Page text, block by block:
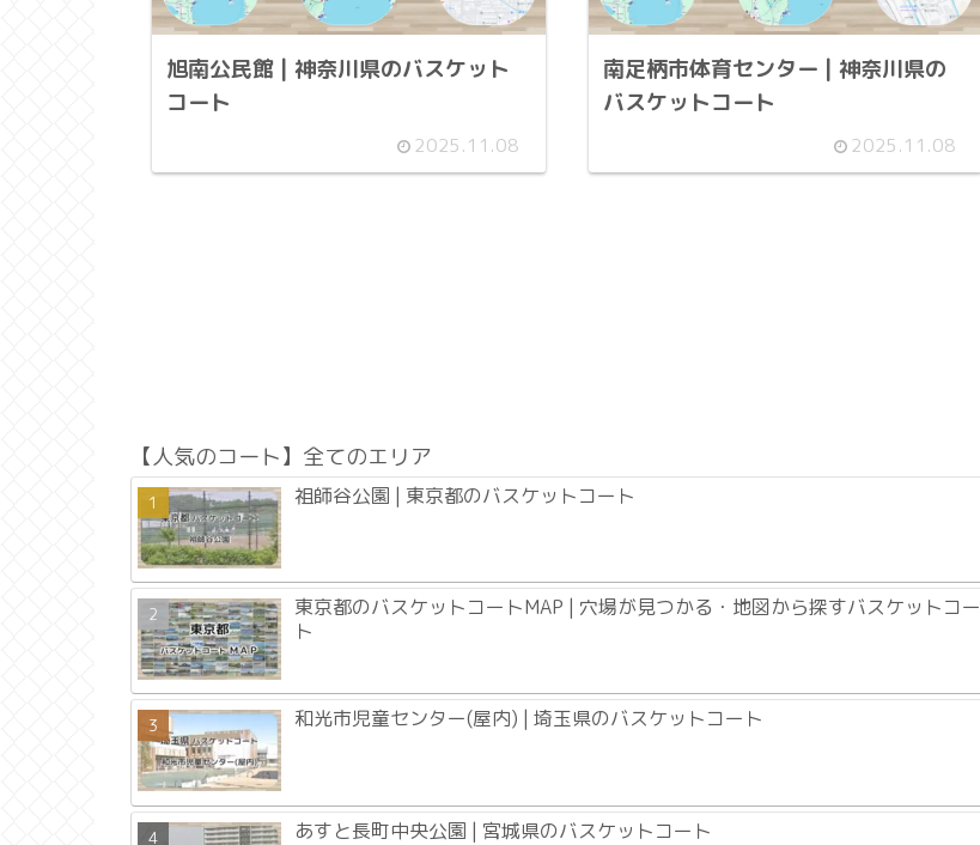
旭南公民館 | 神奈川県のバスケット
コート
2025.11.08
南足柄市体育センター | 神奈川県の
バスケットコート
2025.11.08
【人気のコート】全てのエリア
祖師谷公園 | 東京都のバスケットコート
東京都のバスケットコートMAP | 穴場が見つかる・地図から探すバスケットコー
ト
和光市児童センター(屋内) | 埼玉県のバスケットコート
あすと長町中央公園 | 宮城県のバスケットコート